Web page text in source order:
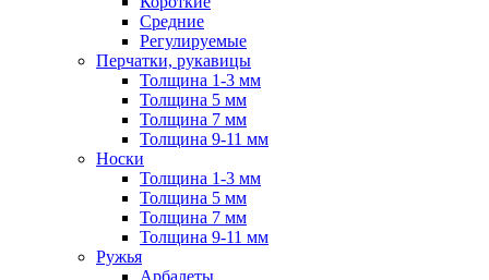
Средние
Регулируемые
Перчатки, рукавицы
Толщина 1-3 мм
Толщина 5 мм
Толщина 7 мм
Толщина 9-11 мм
Носки
Толщина 1-3 мм
Толщина 5 мм
Толщина 7 мм
Толщина 9-11 мм
Ружья
Арбалеты